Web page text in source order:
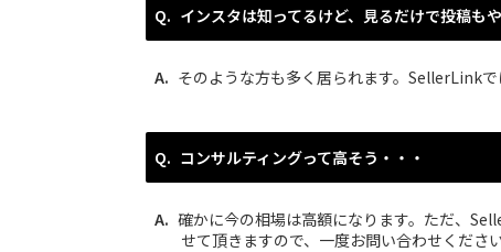
インスタは知ってるけど、見るだけで投稿も
そのような方も多く居られます。SellerLink
コンサルティングって高そう・・・
確かに今の相場は高額になります。ただ、
せて頂きますので、一度お問い合わせください